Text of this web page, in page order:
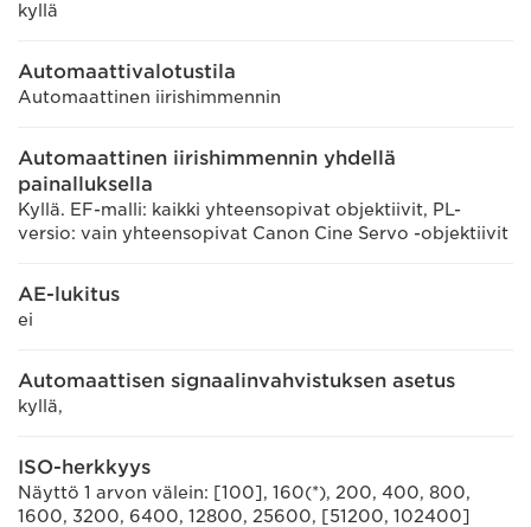
kyllä
Automaattivalotustila
Automaattinen iirishimmennin
Automaattinen iirishimmennin yhdellä
painalluksella
Kyllä. EF-malli: kaikki yhteensopivat objektiivit, PL-
versio: vain yhteensopivat Canon Cine Servo -objektiivit
AE-lukitus
ei
Automaattisen signaalinvahvistuksen asetus
kyllä,
ISO-herkkyys
Näyttö 1 arvon välein: [100], 160(*), 200, 400, 800,
1600, 3200, 6400, 12800, 25600, [51200, 102400]